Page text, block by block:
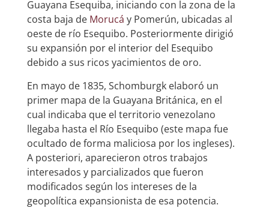
Guayana Esequiba, iniciando con la zona de la
costa baja de Morucá y Pomerún, ubicadas al
oeste de río Esequibo. Posteriormente dirigió
su expansión por el interior del Esequibo
debido a sus ricos yacimientos de oro.
En mayo de 1835, Schomburgk elaboró un
primer mapa de la Guayana Británica, en el
cual indicaba que el territorio venezolano
llegaba hasta el Río Esequibo (este mapa fue
ocultado de forma maliciosa por los ingleses).
A posteriori, aparecieron otros trabajos
interesados y parcializados que fueron
modificados según los intereses de la
geopolítica expansionista de esa potencia.